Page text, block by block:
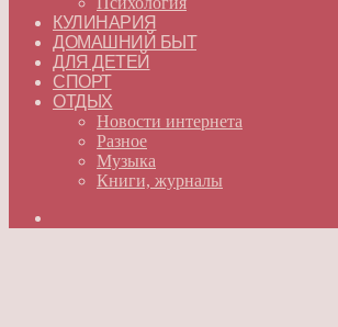
КУЛИНАРИЯ
ДОМАШНИЙ БЫТ
ДЛЯ ДЕТЕЙ
СПОРТ
ОТДЫХ
Новости интернета
Разное
Музыка
Книги, журналы